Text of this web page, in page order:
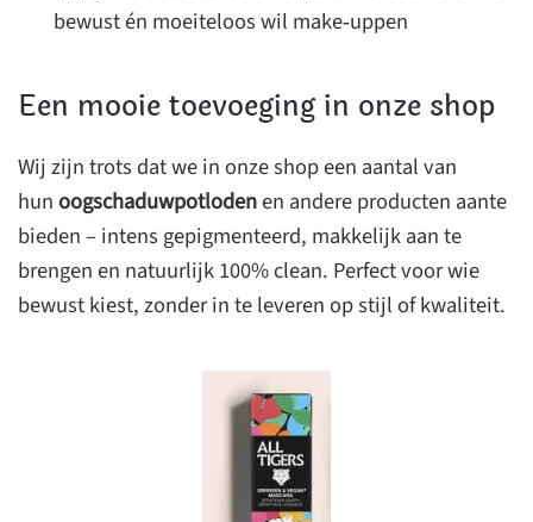
bewust én moeiteloos wil make‑uppen
Een mooie toevoeging in onze shop
Wij zijn trots dat we in onze shop een aantal van
hunoogschaduwpotlodenen andere producten aante
bieden – intens gepigmenteerd, makkelijk aan te
brengen en natuurlijk 100% clean. Perfect voor wie
bewust kiest, zonder in te leveren op stijl of kwaliteit.